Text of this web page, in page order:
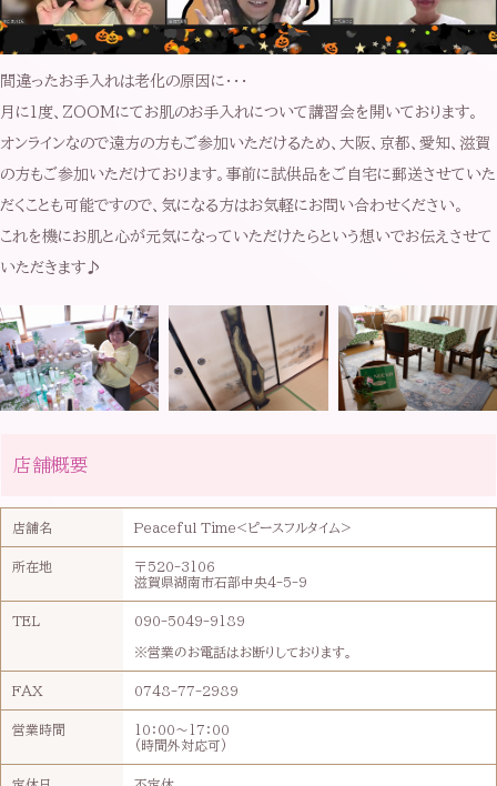
間違ったお手入れは老化の原因に・・・
月に1度、ZOOMにてお肌のお手入れについて講習会を開いております。
オンラインなので遠方の方もご参加いただけるため、大阪、京都、愛知、滋賀
の方もご参加いただけております。事前に試供品をご自宅に郵送させていた
だくことも可能ですので、気になる方はお気軽にお問い合わせください。
これを機にお肌と心が元気になっていただけたらという想いでお伝えさせて
いただきます♪
店舗概要
店舗名 Peaceful Time<ピースフルタイム>
所在地
〒520-3106
滋賀県湖南市石部中央4-5-9
TEL 090-5049-9189
※営業のお電話はお断りしております。
FAX 0748-77-2989
営業時間
10：00～17：00
(時間外対応可)